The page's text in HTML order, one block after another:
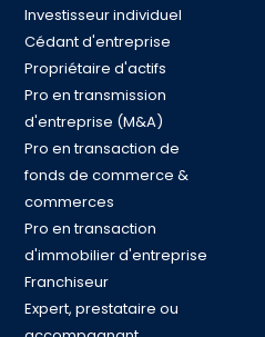
Investisseur individuel
Cédant d'entreprise
Propriétaire d'actifs
Pro en transmission
d'entreprise (M&A)
Pro en transaction de
fonds de commerce &
commerces
Pro en transaction
d'immobilier d'entreprise
Franchiseur
Expert, prestataire ou